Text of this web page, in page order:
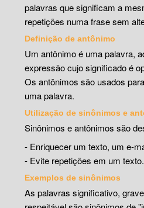
palavras que significam a
repetições numa frase sem
Definição de antônimo
Um antônimo é uma palavra,
expressão cujo significado é
Os antônimos são usados
uma palavra.
Utilização de sinônimos e
Sinônimos e antônimos são
- Enriquecer um texto, um e-
- Evite repetições em um texto.
Exemplos de sinônimos
As palavras significativo,